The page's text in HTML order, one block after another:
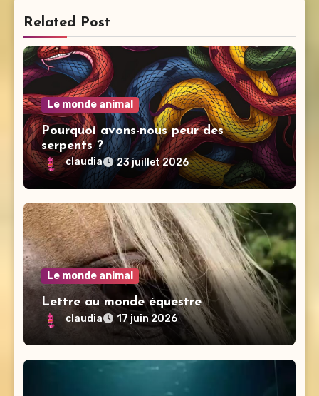
Related Post
Le monde animal
Pourquoi avons-nous peur des
serpents ?
claudia 23 juillet 2026
Le monde animal
Lettre au monde équestre
claudia 17 juin 2026